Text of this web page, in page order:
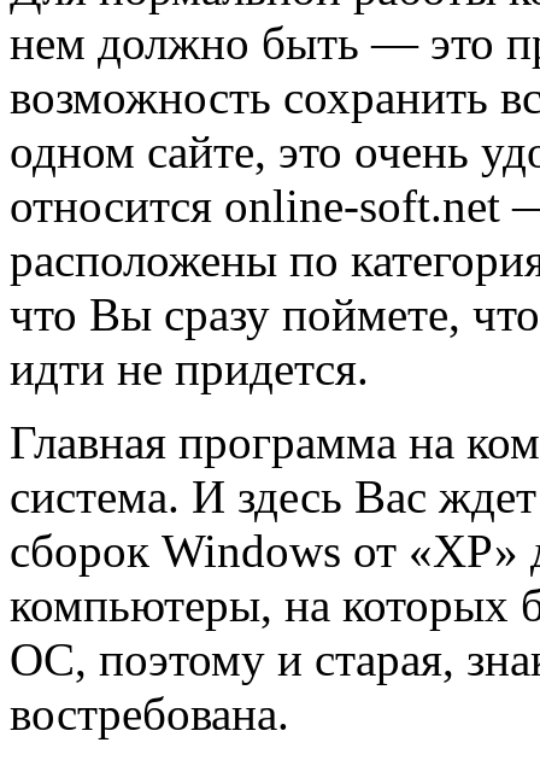
нем должно быть — это
возможность сохранить
одном сайте, это очень
относится online-soft.net
расположены по
что Вы сразу поймете,
идти не придется.
Главная программа на
система. И здесь Вас
сборок Windows от «ХР»
компьютеры, на которых
ОС, поэтому и старая,
востребована.